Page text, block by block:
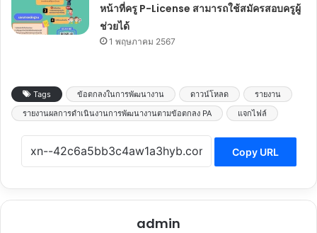
หน้าที่ครู P-License สามารถใช้สมัครสอบครูผู้
ช่วยได้
1 พฤษภาคม 2567
Tags ข้อตกลงในการพัฒนางาน ดาวน์โหลด
รายงาน
รายงานผลการดำเนินงานการพัฒนางานตามข้อตกลง PA
แจกไฟล์
Copy URL
admin